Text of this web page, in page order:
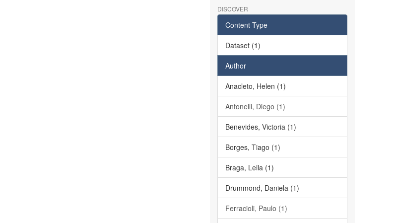
DISCOVER
Content Type
Dataset (1)
Author
Anacleto, Helen (1)
Antonelli, Diego (1)
Benevides, Victoria (1)
Borges, Tiago (1)
Braga, Leila (1)
Drummond, Daniela (1)
Ferracioli, Paulo (1)